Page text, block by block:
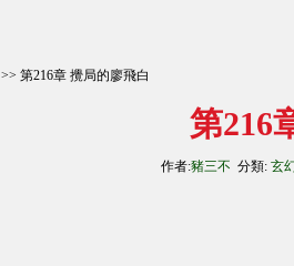
>> 第216章 攪局的廖飛白
第216
作者:豬三不 分類: 玄